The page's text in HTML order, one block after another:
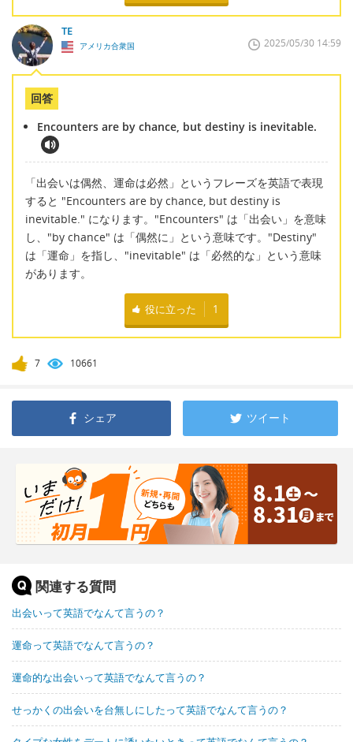
TE
アメリカ合衆国 2025/05/30 14:59
回答
Encounters are by chance, but destiny is inevitable.
「出会いは偶然、運命は必然」というフレーズを英語で表現
すると "Encounters are by chance, but destiny is
inevitable." になります。"Encounters" は「出会い」を意味
し、"by chance" は「偶然に」という意味です。"Destiny"
は「運命」を指し、"inevitable" は「必然的な」という意味
があります。
役に立った 1
7 10661
シェア ツイート
関連する質問
出会いって英語でなんて言うの？
運命って英語でなんて言うの？
運命的な出会いって英語でなんて言うの？
せっかくの出会いを台無しにしたって英語でなんて言うの？